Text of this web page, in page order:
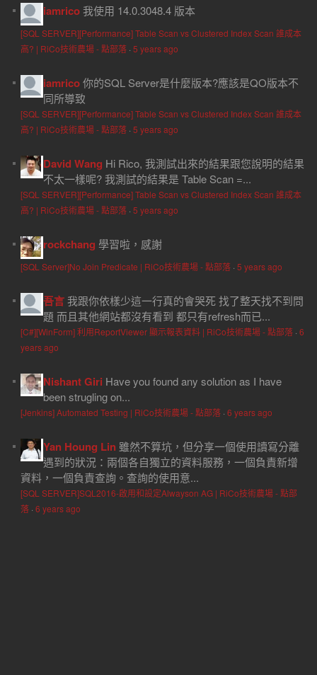
iamrico 我使用 14.0.3048.4 版本
[SQL SERVER][Performance] Table Scan vs Clustered Index Scan 誰成本
高? | RiCo技術農場 - 點部落· 5 years ago
iamrico你的SQL Server是什麼版本?應該是QO版本不
同所導致
[SQL SERVER][Performance] Table Scan vs Clustered Index Scan 誰成本
高? | RiCo技術農場 - 點部落· 5 years ago
David Wang Hi Rico, 我測試出來的結果跟您說明的結果
不太一樣呢? 我測試的結果是 Table Scan =...
[SQL SERVER][Performance] Table Scan vs Clustered Index Scan 誰成本
高? | RiCo技術農場 - 點部落· 5 years ago
rockchang 學習啦，感謝
[SQL Server]No Join Predicate | RiCo技術農場 - 點部落· 5 years ago
吾言 我跟你依樣少這一行真的會哭死 找了整天找不到問
題 而且其他網站都沒有看到 都只有refresh而已...
[C#][WinForm] 利用ReportViewer 顯示報表資料 | RiCo技術農場 - 點部落· 6
years ago
Nishant Giri Have you found any solution as I have
been strugling on...
[Jenkins] Automated Testing | RiCo技術農場 - 點部落· 6 years ago
Yan Houng Lin 雖然不算坑，但分享一個使用讀寫分離
遇到的狀況：兩個各自獨立的資料服務，一個負責新增
資料，一個負責查詢。查詢的使用意...
[SQL SERVER]SQL2016-啟用和設定Alwayson AG | RiCo技術農場 - 點部
落· 6 years ago